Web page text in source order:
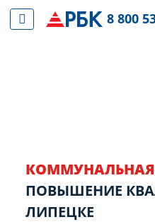
ПОВЫШЕНИЕ
ЛИПЕЦКЕ
8 800